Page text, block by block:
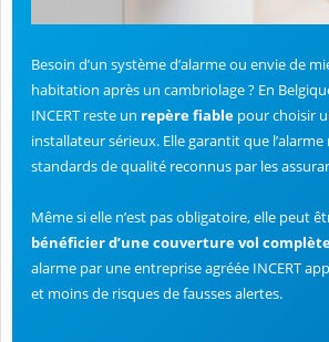
Besoin d’un système d’alarme ou envie de
habitation après un cambriolage ? En
INCERT reste un repère fiable pour choisir
installateur sérieux. Elle garantit que l’alarme
standards de qualité reconnus par les
Même si elle n’est pas obligatoire, elle peut
bénéficier d’une couverture vol
alarme par une entreprise agréée INCERT
et moins de risques de fausses alertes.